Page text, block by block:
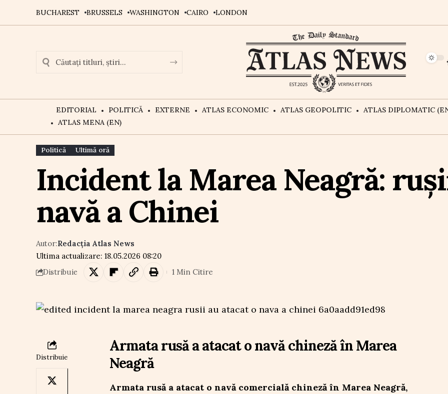
BUCHAREST BRUSSELS WASHINGTON CAIRO LONDON
EDITORIAL POLITICĂ EXTERNE ATLAS ECONOMIC ATLAS GEOPOLITIC ATLAS DIPLOMATIC
ATLAS MENA (EN)
Politică Ultimă oră
Incident la Marea Neagră:
navă a Chinei
Ultima actualizare: 18.05.2026 08:20
Autor:Redacția Atlas News
Distribuie 1 Min Citire
Distribuie
Armata rusă a atacat o navă chineză în Marea
Neagră
Armata rusă a atacat o navă comercială chineză în Marea Neagră,